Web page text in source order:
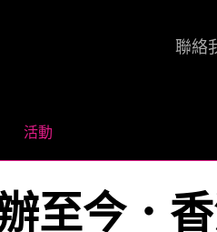
活動
聯絡
至今．